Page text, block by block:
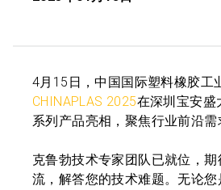
4月15日，中国国际塑料橡胶工
CHINAPLAS 2025在深圳宝安盛
系列产品亮相，聚焦行业前沿需
克鲁勃技术专家团队已就位，
流，解答您的技术难题。无论